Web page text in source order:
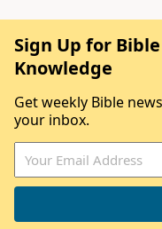
Sign Up for
Knowledge
Get weekly Bible
your inbox.